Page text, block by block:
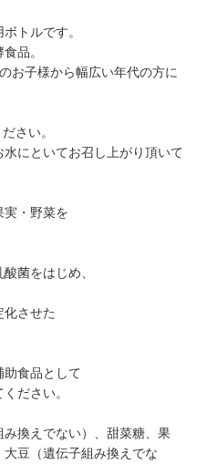
トルです。
品。
お子様から幅広い年代の方に
さい。
にといてお召し上がり頂いて
実・野菜を
菌をはじめ、
させた
助食品として
ださい。
換えでない）、甜菜糖、果
豆（遺伝子組み換えでな